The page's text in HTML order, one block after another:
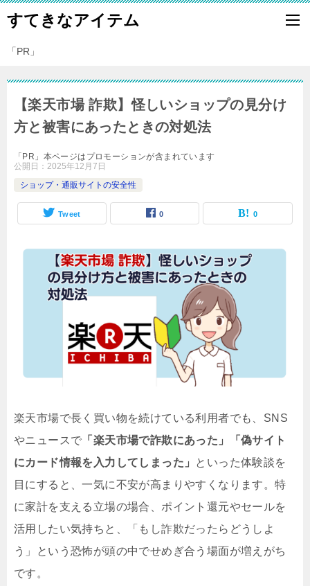
すてきなアイテム
「PR」
【楽天市場 詐欺】怪しいショップの見分け
方と被害にあったときの対処法
「PR」本ページはプロモーションが含まれています
公開日： 2025年12月7日
ショップ・通販サイトの安全性
Tweet 0 0
楽天市場で長く買い物を続けている利用者でも、SNS
やニュースで 「楽天市場で詐欺にあった」「偽サイト
にカード情報を入力してしまった」 といった体験談を
目にすると、一気に不安が高まりやすくなります。特
に家計を支える立場の場合、ポイント還元やセールを
活用したい気持ちと、「もし詐欺だったらどうしよ
う」という恐怖が頭の中でせめぎ合う場面が増えがち
です。